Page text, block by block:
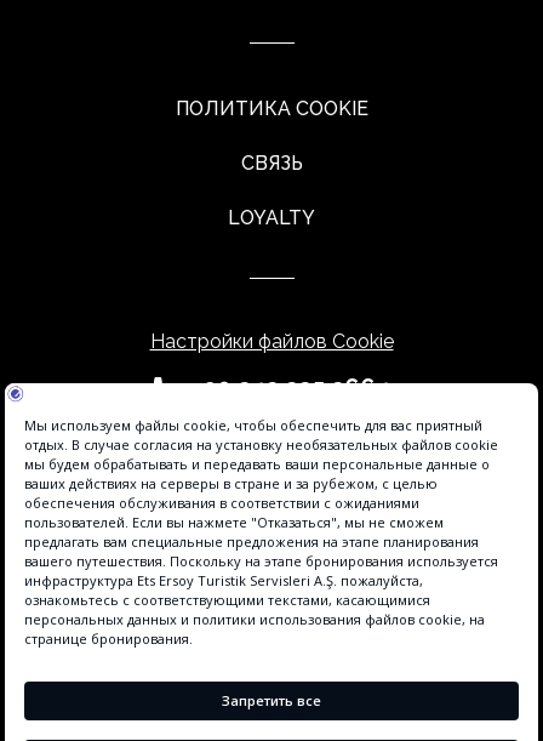
ПОЛИТИКА COOKIE
СВЯЗЬ
LOYALTY
Настройки файлов Cookie
+90 242 225 2664
info@sidesunhotels.com
системе Etstur Elektronik Ticaret (ETBİS). Инфраструктура онлайн-
бронирования на этом объекте предоставляется агентом отеля.